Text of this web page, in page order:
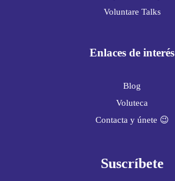
Voluntare Talks
Enlaces de interés
Blog
Voluteca
Contacta y únete 😉
Suscríbete